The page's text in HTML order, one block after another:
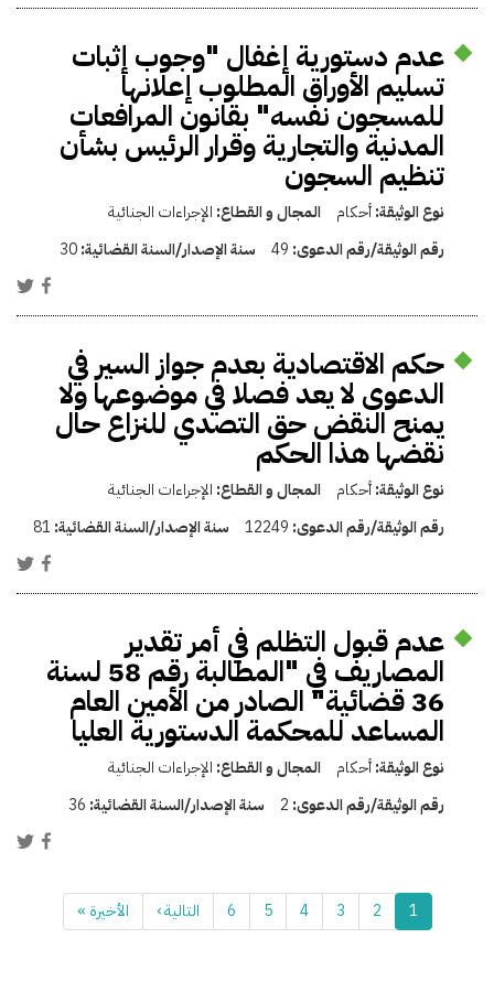
عدم دستورية إغفال "وجوب إثبات
تسليم الأوراق المطلوب إعلانها
للمسجون نفسه" بقانون المرافعات
المدنية والتجارية وقرار الرئيس بشأن
تنظيم السجون
نوع الوثيقة:أحكام المجال و القطاع: الإجراءات الجنائية
رقم الوثيقة/رقم الدعوى: 49 سنة الإصدار/السنة القضائية:30
حكم الاقتصادية بعدم جواز السير في
الدعوى لا يعد فصلا في موضوعها ولا
يمنح النقض حق التصدي للنزاع حال
نقضها هذا الحكم
نوع الوثيقة:أحكام المجال و القطاع: الإجراءات الجنائية
رقم الوثيقة/رقم الدعوى: 12249 سنة الإصدار/السنة القضائية: 81
عدم قبول التظلم في أمر تقدير
المصاريف في "المطالبة رقم 58 لسنة
36 قضائية" الصادر من الأمين العام
المساعد للمحكمة الدستورية العليا
نوع الوثيقة:أحكام المجال و القطاع: الإجراءات الجنائية
رقم الوثيقة/رقم الدعوى: 2 سنة الإصدار/السنة القضائية: 36
1
2
3
4
5
6 التالية › الأخيرة »